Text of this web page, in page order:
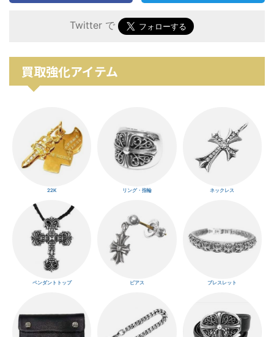
Twitter で
買取強化アイテム
22K リング・指輪 ネックレス
ペンダントトップ ピアス ブレスレット